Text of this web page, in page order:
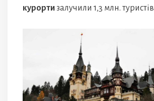
курорти залучили 1,3 млн.